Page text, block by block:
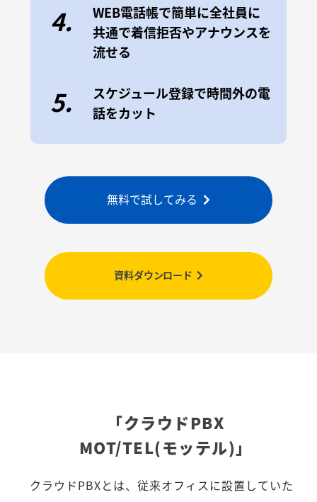
4.
WEB電話帳で簡単に全社員に
共通で着信拒否やアナウンスを
流せる
5.
スケジュール登録で時間外の電
話をカット
無料で試してみる
資料ダウンロード
「クラウドPBX
MOT/TEL(モッテル)」
クラウドPBXとは、従来オフィスに設置していた